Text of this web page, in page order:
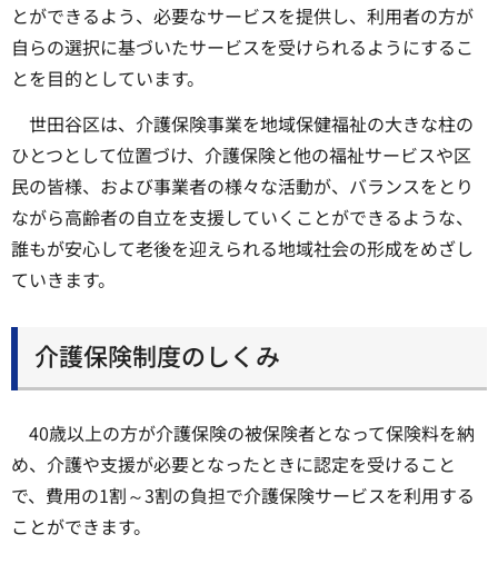
とができるよう、必要なサービスを提供し、利用者の方が
自らの選択に基づいたサービスを受けられるようにするこ
とを目的としています。
世田谷区は、介護保険事業を地域保健福祉の大きな柱の
ひとつとして位置づけ、介護保険と他の福祉サービスや区
民の皆様、および事業者の様々な活動が、バランスをとり
ながら高齢者の自立を支援していくことができるような、
誰もが安心して老後を迎えられる地域社会の形成をめざし
ていきます。
介護保険制度のしくみ
40歳以上の方が介護保険の被保険者となって保険料を納
め、介護や支援が必要となったときに認定を受けること
で、費用の1割～3割の負担で介護保険サービスを利用する
ことができます。